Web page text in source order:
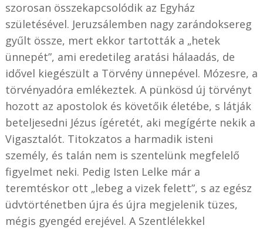
szorosan összekapcsolódik az Egyház
születésével. Jeruzsálemben nagy zarándoksereg
gyűlt össze, mert ekkor tartották a „hetek
ünnepét”, ami eredetileg aratási hálaadás, de
idővel kiegészült a Törvény ünnepével. Mózesre, a
törvényadóra emlékeztek. A pünkösd új törvényt
hozott az apostolok és követőik életébe, s látják
beteljesedni Jézus ígéretét, aki megígérte nekik a
Vigasztalót. Titokzatos a harmadik isteni
személy, és talán nem is szentelünk megfelelő
figyelmet neki. Pedig Isten Lelke már a
teremtéskor ott „lebeg a vizek felett”, s az egész
üdvtörténetben újra és újra megjelenik tüzes,
mégis gyengéd erejével. A Szentlélekkel